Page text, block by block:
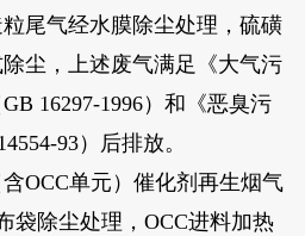
尾气经水膜除尘处理，硫磺
尘，上述废气满足《大气污
16297-1996）和《恶臭污
93）后排放。
单元）催化剂再生烟气
袋除尘处理，OCC进料加热